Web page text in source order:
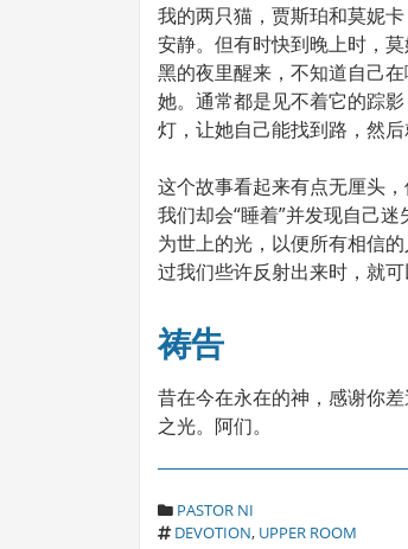
我的两只猫，贾斯珀和莫妮
安静。但有时快到晚上时，
黑的夜里醒来，不知道自己
她。通常都是见不着它的踪
灯，让她自己能找到路，然
这个故事看起来有点无厘头
我们却会“睡着”并发现自己
为世上的光，以便所有相信
过我们些许反射出来时，就可
祷告
昔在今在永在的神，感谢你
之光。阿们。
C
A
PASTOR NI
T
DEVOTION, UPPER ROOM